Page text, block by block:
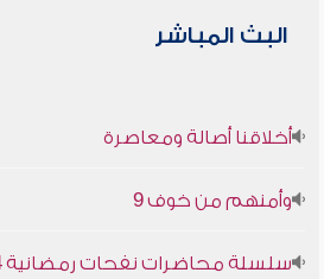
البث المباشر
أخلاقنا أصالة ومعاصرة
وأمنهم من خوف 9
سلسلة محاضرات نفحات رمضانية 1444هـ